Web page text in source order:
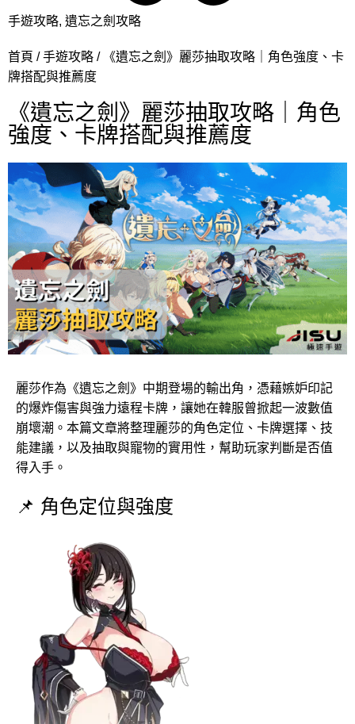
手遊攻略, 遺忘之劍攻略
首頁 手遊攻略
《遺忘之劍》麗莎抽取攻略｜角色強度、卡
牌搭配與推薦度
《遺忘之劍》麗莎抽取攻略｜角色
強度、卡牌搭配與推薦度
麗莎作為《遺忘之劍》中期登場的輸出角，憑藉嫉妒印記
的爆炸傷害與強力遠程卡牌，讓她在韓服曾掀起一波數值
崩壞潮。本篇文章將整理麗莎的角色定位、卡牌選擇、技
能建議，以及抽取與寵物的實用性，幫助玩家判斷是否值
得入手。
📌 角色定位與強度